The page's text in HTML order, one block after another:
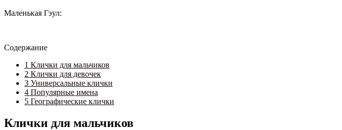
Маленькая Гэул:
Содержание
1 Клички для мальчиков
2 Клички для девочек
3 Универсальные клички
4 Популярные имена
5 Географические клички
Клички для мальчиков